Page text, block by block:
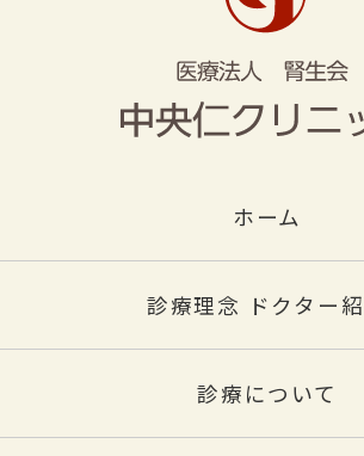
ホーム
診療理念 ドクター
診療について